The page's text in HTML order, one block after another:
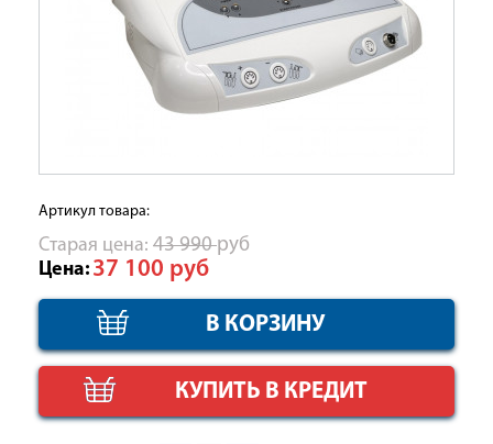
Артикул товара:
Cтарая цена: 43 990руб
Цена: 37 100 руб
КУПИТЬ В КРЕДИТ